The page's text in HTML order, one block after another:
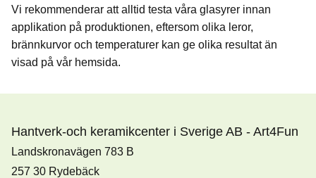
Vi rekommenderar att alltid testa våra glasyrer innan
applikation på produktionen, eftersom olika leror,
brännkurvor och temperaturer kan ge olika resultat än
visad på vår hemsida.
Hantverk-och keramikcenter i Sverige AB - Art4Fun
Landskronavägen 783 B
257 30 Rydebäck